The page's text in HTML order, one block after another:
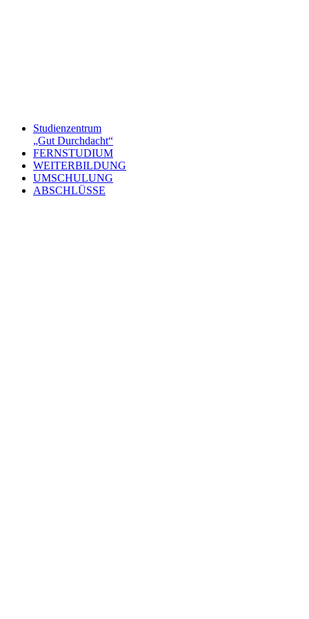
Studienzentrum
„Gut Durchdacht“
FERNSTUDIUM
WEITERBILDUNG
UMSCHULUNG
ABSCHLÜSSE